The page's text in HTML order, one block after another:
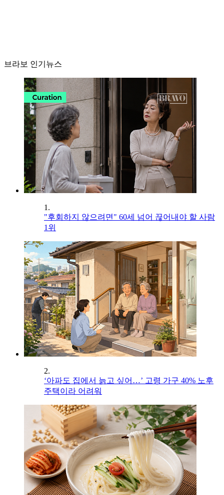
브라보 인기뉴스
1.
"후회하지 않으려면" 60세 넘어 끊어내야 할 사람
1위
2.
‘아파도 집에서 늙고 싶어…’ 고령 가구 40% 노후
주택이라 어려워